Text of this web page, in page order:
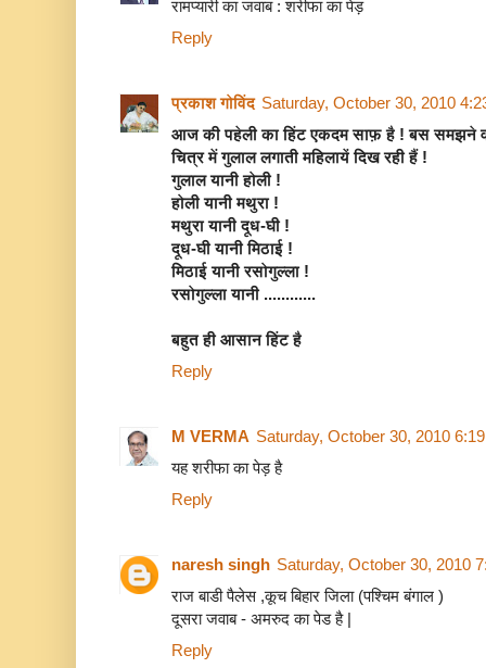
रामप्यारी का जवाब : शरीफा का पेड़
Reply
प्रकाश गोविंद Saturday, October 30, 2010
आज की पहेली का हिंट एकदम साफ़ है ! बस समझने
चित्र में गुलाल लगाती महिलायें दिख रही हैं !
गुलाल यानी होली !
होली यानी मथुरा !
मथुरा यानी दूध-घी !
दूध-घी यानी मिठाई !
मिठाई यानी रसोगुल्ला !
रसोगुल्ला यानी ............
बहुत ही आसान हिंट है
Reply
M VERMA Saturday, October 30, 2010
यह शरीफा का पेड़ है
Reply
naresh singh Saturday, October 30, 2010
राज बाडी पैलेस ,कूच बिहार जिला (पश्चिम बंगाल )
दूसरा जवाब - अमरुद का पेड है |
Reply